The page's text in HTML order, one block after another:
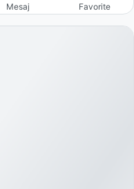
Mesaj Favorite